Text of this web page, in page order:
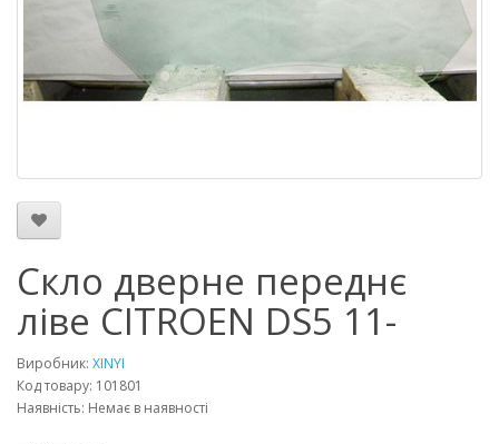
Скло дверне переднє
ліве CITROEN DS5 11-
Виробник: XINYI
Код товару: 101801
Наявність: Немає в наявності